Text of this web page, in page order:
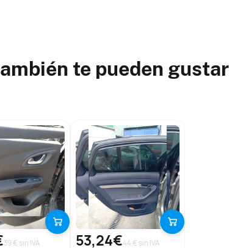
te pueden gustar
39 € sin IVA 53,24€44 € sin IVA